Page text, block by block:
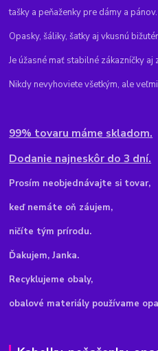
tašky a peňaženky pre dámy a pánov.
Opasky, šáliky, šatky aj vkusnú
Je úžasné mať stabilné zákazníčky
Nikdy nevyhoviete všetkým, ale
99% tovaru máme skladom.
Dodanie najneskôr do 3 dní.
Prosím neobjednávajte si tovar,
keď nemáte oň záujem,
ničíte tým prírodu.
Ďakujem, Janka.
Recyklujeme obaly,
obalové materiály používame